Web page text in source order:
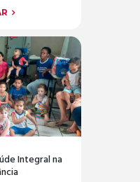
Integral na